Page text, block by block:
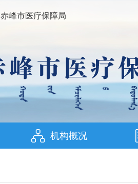
赤峰市医疗保障局
机构概况